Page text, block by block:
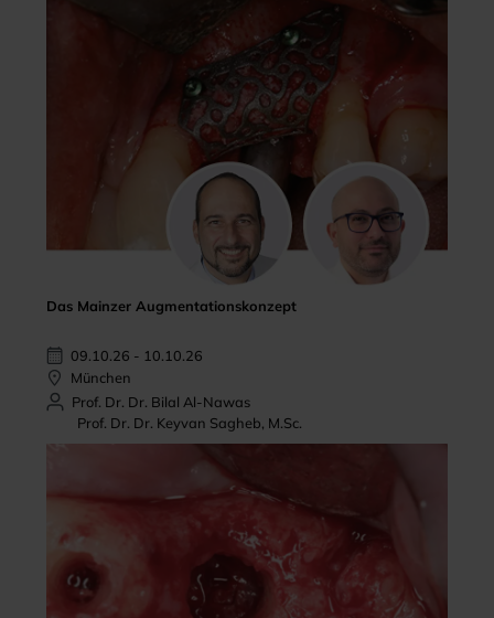
Das Mainzer Augmentationskonzept
09.10.26 - 10.10.26
München
Prof. Dr. Dr. Bilal Al-Nawas
Prof. Dr. Dr. Keyvan Sagheb, M.Sc.